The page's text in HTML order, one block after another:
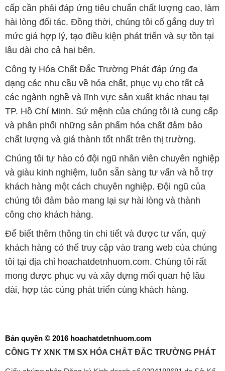
cấp cần phải đáp ứng tiêu chuẩn chất lượng cao, làm
hài lòng đối tác. Đồng thời, chúng tôi cố gắng duy trì
mức giá hợp lý, tạo điều kiện phát triển và sự tồn tại
lâu dài cho cả hai bên.
Công ty Hóa Chất Đắc Trường Phát đáp ứng đa
dạng các nhu cầu về hóa chất, phục vụ cho tất cả
các ngành nghề và lĩnh vực sản xuất khác nhau tại
TP. Hồ Chí Minh. Sứ mệnh của chúng tôi là cung cấp
và phân phối những sản phẩm hóa chất đảm bảo
chất lượng và giá thành tốt nhất trên thị trường.
Chúng tôi tự hào có đội ngũ nhân viên chuyên nghiệp
và giàu kinh nghiệm, luôn sẵn sàng tư vấn và hỗ trợ
khách hàng một cách chuyên nghiệp. Đội ngũ của
chúng tôi đảm bảo mang lại sự hài lòng và thành
công cho khách hàng.
Để biết thêm thông tin chi tiết và được tư vấn, quý
khách hàng có thể truy cập vào trang web của chúng
tôi tại địa chỉ hoachatdetnhuom.com. Chúng tôi rất
mong được phục vụ và xây dựng mối quan hệ lâu
dài, hợp tác cùng phát triển cùng khách hàng.
Bản quyền © 2016 hoachatdetnhuom.com
CÔNG TY XNK TM SX HÓA CHẤT ĐẮC TRƯỜNG PHÁT